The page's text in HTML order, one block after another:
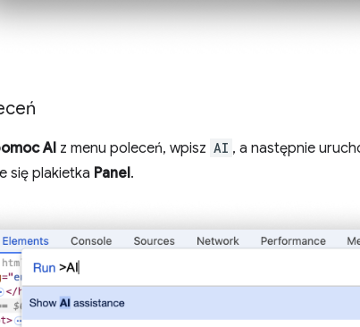
AI z menu poleceń, wpisz AI , a następnie
się plakietka Panel.